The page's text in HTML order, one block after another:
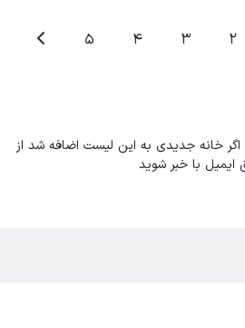
2
3
4
5
اگر خانه جدیدی به این لیست اضافه شد از
ایمیل با خبر شوید